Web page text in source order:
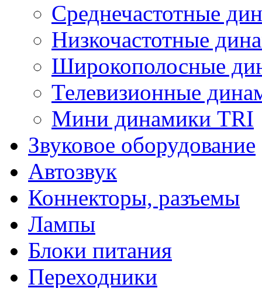
Среднечастотные
Низкочастотные
Широкополосные
Телевизионные
Мини динамики TRI
Звуковое оборудование
Автозвук
Коннекторы, разъемы
Лампы
Блоки питания
Переходники